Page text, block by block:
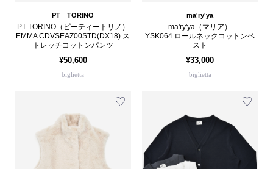
PT TORINO
PT TORINO（ピーティートリノ）
EMMA CDVSEAZ00STD(DX18) ス
トレッチコットンパンツ
¥50,600
biglietta
ma'ry'ya
ma'ry'ya（マリア）
YSK064 ロールネックコットンベ
スト
¥33,000
biglietta